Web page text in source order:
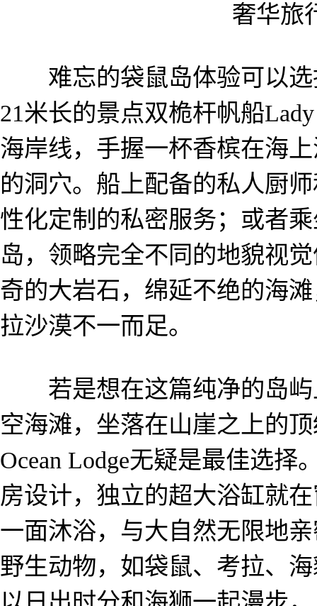
奢华旅
难忘的袋鼠岛体验可以选
21米长的景点双桅杆帆船
海岸线，手握一杯香槟在海
的洞穴。船上配备的私人厨
性化定制的私密服务；或者
岛，领略完全不同的地貌视
奇的大岩石，绵延不绝的海
拉沙漠不一而足。
若是想在这篇纯净的岛屿
空海滩，坐落在山崖之上的
Ocean Lodge无疑是最佳选
房设计，独立的超大浴缸就
一面沐浴，与大自然无限地
野生动物，如袋鼠、考拉、